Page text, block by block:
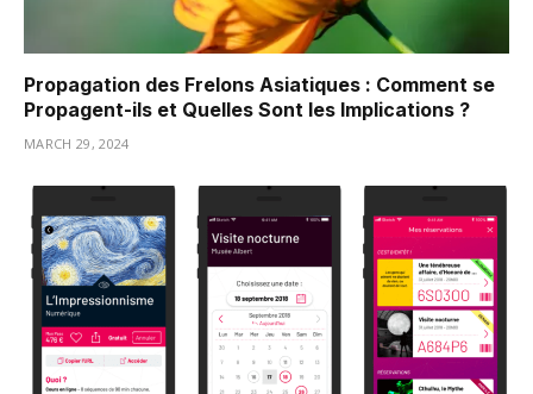
Propagation des Frelons Asiatiques : Comment se
Propagent-ils et Quelles Sont les Implications ?
MARCH 29, 2024